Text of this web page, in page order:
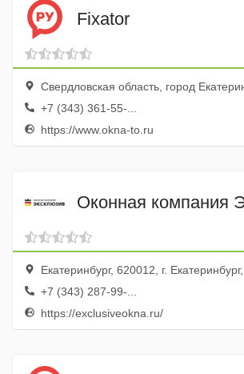
Fixator
Свердловская область, город Екатеринбург, микрорайон
+7 (343) 361-55-...
https://www.okna-to.ru
Оконная компания
Екатеринбург, 620012, г. Екатеринбург, проспект
+7 (343) 287-99-...
https://exclusiveokna.ru/